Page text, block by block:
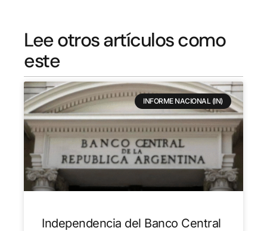
Lee otros artículos como
este
INFORME NACIONAL (IN)
Independencia del Banco Central